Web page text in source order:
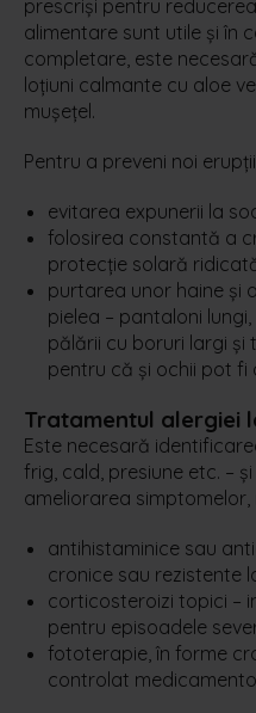
prescriși pentru
alimentare sunt utile și în
completare, este
loțiuni calmante cu aloe
mușețel.
Pentru a preveni noi
evitarea expunerii la
folosirea constantă a
protecție solară
purtarea unor haine și
pielea – pantaloni
pălării cu boruri largi
pentru că și ochii pot fi
Tratamentul alergiei
Este necesară
frig, cald, presiune etc. –
ameliorarea
antihistaminice sau
cronice sau rezistente
corticosteroizi topici –
pentru episoadele
fototerapie, în forme
controlat